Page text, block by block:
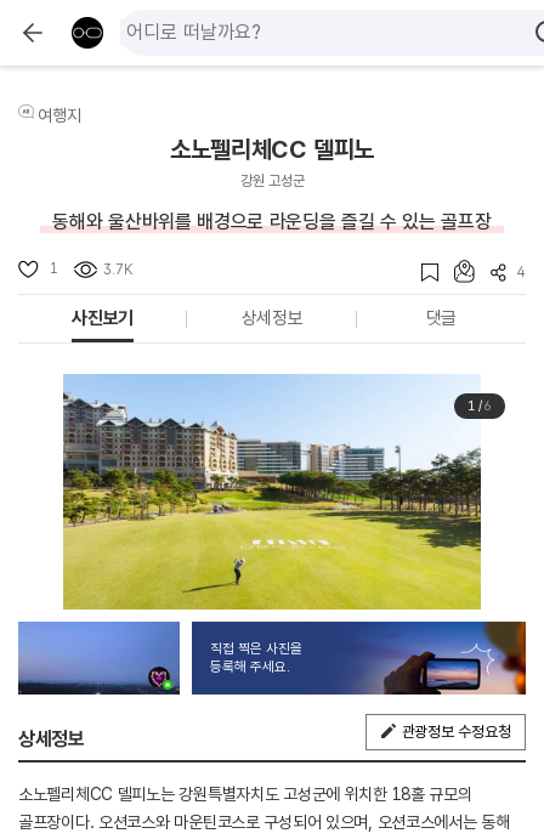
여행지
소노펠리체CC 델피노
강원 고성군
동해와 울산바위를 배경으로 라운딩을 즐길 수 있는 골프장
1 3.7K 4
사진보기 상세정보 댓글
1/6
직접 찍은 사진을
등록해 주세요.
상세정보 관광정보 수정요청
소노펠리체CC 델피노는 강원특별자치도 고성군에 위치한 18홀 규모의
골프장이다. 오션코스와 마운틴코스로 구성되어 있으며, 오션코스에서는 동해